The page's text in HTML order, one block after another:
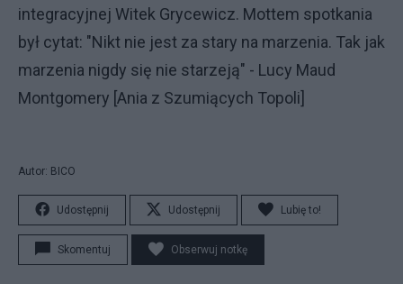
integracyjnej Witek Grycewicz. Mottem spotkania
był cytat: "Nikt nie jest za stary na marzenia. Tak jak
marzenia nigdy się nie starzeją" - Lucy Maud
Montgomery [Ania z Szumiących Topoli]
Autor: BICO
Udostępnij Udostępnij Lubię to!
Skomentuj Obserwuj notkę